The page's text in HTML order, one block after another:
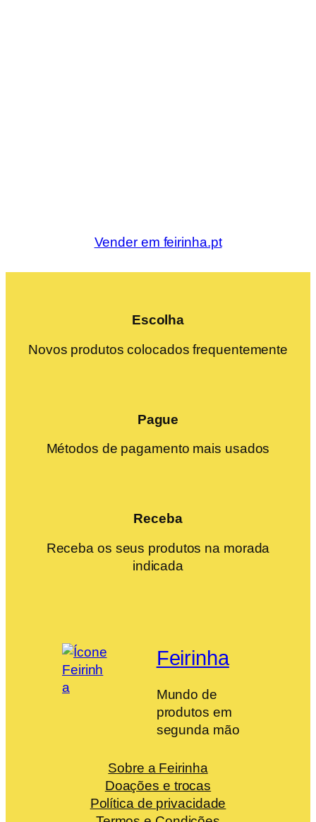
Vender em feirinha.pt
Escolha
Novos produtos colocados frequentemente
Pague
Métodos de pagamento mais usados
Receba
Receba os seus produtos na morada
indicada
Feirinha
Mundo de
produtos em
segunda mão
Sobre a Feirinha
Doações e trocas
Política de privacidade